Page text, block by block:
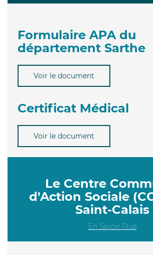
Formulaire APA du
département Sarthe
Voir le document
Certificat Médical
Voir le document
Le Centre
d'Action Sociale
Saint-Calais
En Savoir Plus